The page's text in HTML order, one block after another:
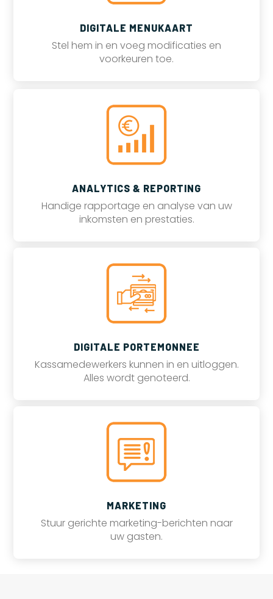
DIGITALE MENUKAART
Stel hem in en voeg modificaties en
voorkeuren toe.
ANALYTICS & REPORTING
Handige rapportage en analyse van uw
inkomsten en prestaties.
DIGITALE PORTEMONNEE
Kassamedewerkers kunnen in en uitloggen.
Alles wordt genoteerd.
MARKETING
Stuur gerichte marketing-berichten naar
uw gasten.